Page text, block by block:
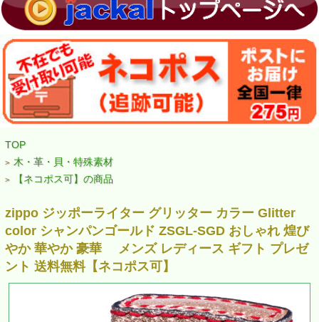
TOP
> 木・革・貝・特殊素材
> 【ネコポス可】の商品
zippo ジッポーライター グリッター カラー Glitter
color シャンパンゴールド ZSGL-SGD おしゃれ 煌び
やか 華やか 豪華 メンズ レディース ギフト プレゼ
ント 送料無料【ネコポス可】